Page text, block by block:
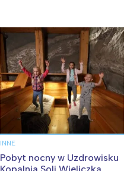
INNE
Pobyt nocny w Uzdrowisku